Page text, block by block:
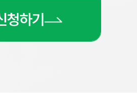
하기